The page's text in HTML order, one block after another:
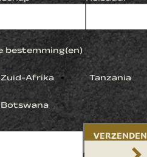
bestemming(en)
Zuid-Afrika
Tanzania
Botswana
VERZENDEN